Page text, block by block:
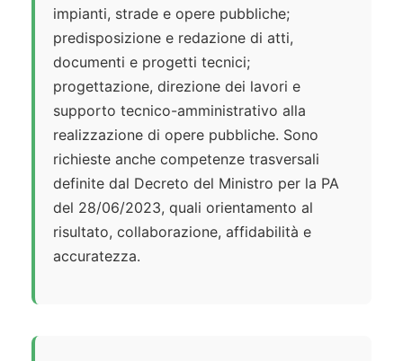
impianti, strade e opere pubbliche;
predisposizione e redazione di atti,
documenti e progetti tecnici;
progettazione, direzione dei lavori e
supporto tecnico-amministrativo alla
realizzazione di opere pubbliche. Sono
richieste anche competenze trasversali
definite dal Decreto del Ministro per la PA
del 28/06/2023, quali orientamento al
risultato, collaborazione, affidabilità e
accuratezza.